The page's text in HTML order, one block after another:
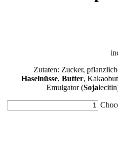
Zutaten: Zucker,
Haselnüsse, Butter,
Emulgator (Soja